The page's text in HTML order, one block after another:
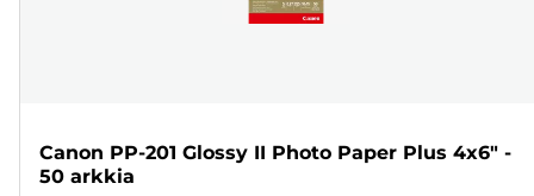
Canon PP-201 Glossy II Photo Paper Plus 4x6" -
50 arkkia